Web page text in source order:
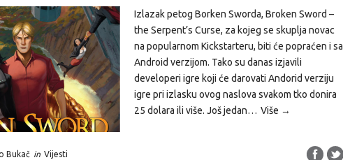
Izlazak petog Borken Sworda, Broken Sword –
the Serpent’s Curse, za kojeg se skuplja novac
na popularnom Kickstarteru, biti će popraćen i sa
Android verzijom. Tako su danas izjavili
developeri igre koji će darovati Andorid verziju
igre pri izlasku ovog naslova svakom tko donira
25 dolara ili više. Još jedan… Više →
Bukač in Vijesti